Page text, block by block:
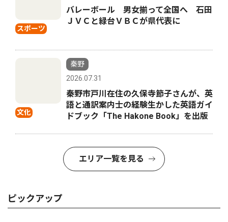
スポーツ
バレーボール 男女揃って全国へ 石田
ＪＶＣと緑台ＶＢＣが県代表に
文化
秦野
2026.07.31
秦野市戸川在住の久保寺節子さんが、英
語と通訳案内士の経験生かした英語ガイ
ドブック「The Hakone Book」を出版
エリア一覧を見る
ピックアップ